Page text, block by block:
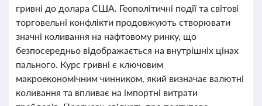
гривні до долара США. Геополітичні події та світові
торговельні конфлікти продовжують створювати
значні коливання на нафтовому ринку, що
безпосередньо відображається на внутрішніх цінах
пального. Курс гривні є ключовим
макроекономічним чинником, який визначає валютні
коливання та впливає на імпортні витрати